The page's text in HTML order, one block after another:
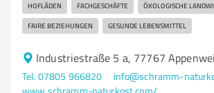
HOFLÄDEN FACHGESCHÄFTE ÖKOLOGISCHE
FAIRE BEZIEHUNGEN GESUNDE LEBENSMITTEL
Industriestraße 5 a, 77767
Tel. 07805 966820
info@schramm-